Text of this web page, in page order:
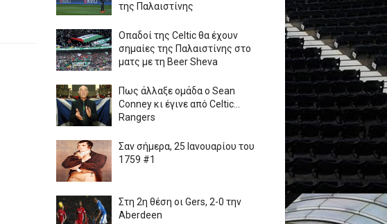
της Παλαιστίνης
Οπαδοί της Celtic θα έχουν
σημαίες της Παλαιστίνης στο
ματς με τη Beer Sheva
Πως άλλαξε ομάδα ο Sean
Conney κι έγινε από Celtic...
Rangers
Σαν σήμερα, 25 Ιανουαρίου του
1759 #1
Στη 2η θέση οι Gers, 2-0 την
Aberdeen